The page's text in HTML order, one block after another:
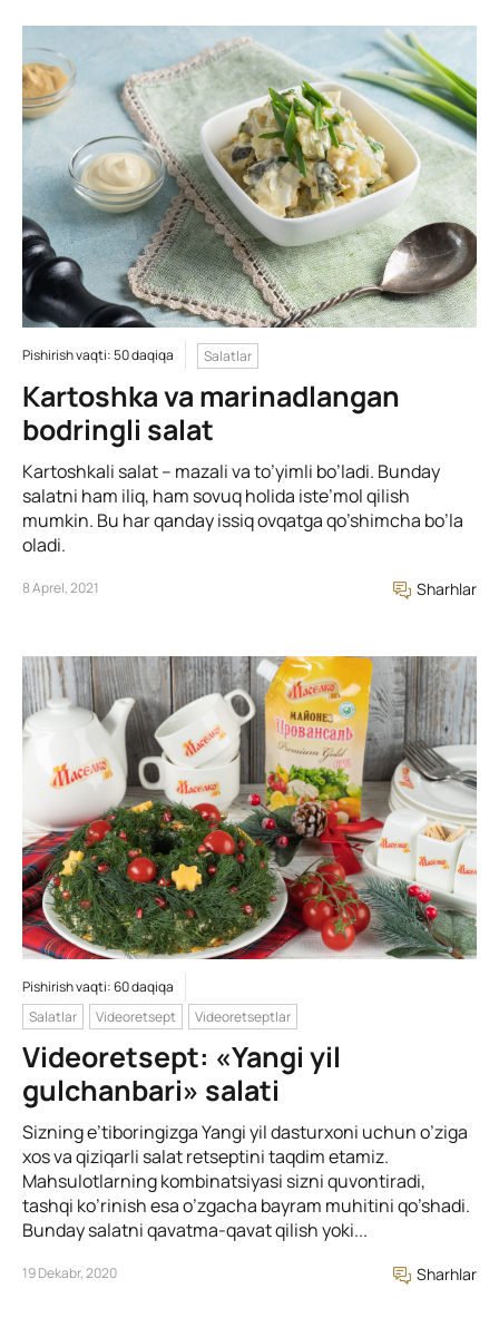
Pishirish vaqti: 50 daqiqa Salatlar
Kartoshka va marinadlangan
bodringli salat
Kartoshkali salat – mazali va to’yimli bo’ladi. Bunday
salatni ham iliq, ham sovuq holida iste’mol qilish
mumkin. Bu har qanday issiq ovqatga qo’shimcha bo’la
oladi.
8 Aprel, 2021 Sharhlar
Pishirish vaqti: 60 daqiqa
Salatlar
Videoretsept Videoretseptlar
Videoretsept: «Yangi yil
gulchanbari» salati
Sizning e’tiboringizga Yangi yil dasturxoni uchun o’ziga
xos va qiziqarli salat retseptini taqdim etamiz.
Mahsulotlarning kombinatsiyasi sizni quvontiradi,
tashqi ko’rinish esa o’zgacha bayram muhitini qo’shadi.
Bunday salatni qavatma-qavat qilish yoki...
19 Dekabr, 2020 Sharhlar